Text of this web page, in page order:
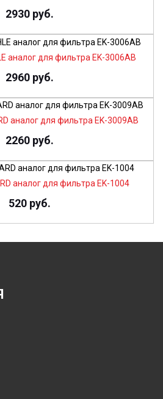
2930 руб.
аналог для фильтра EK-3006AB
2960 руб.
аналог для фильтра EK-3009AB
2260 руб.
аналог для фильтра EK-1004
520 руб.